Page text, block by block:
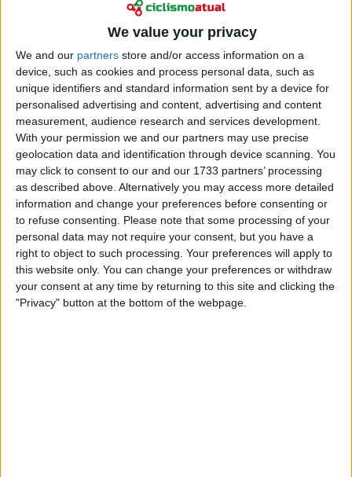
We value your privacy
We and our partners store and/or access information on a
device, such as cookies and process personal data, such as
unique identifiers and standard information sent by a device for
personalised advertising and content, advertising and content
measurement, audience research and services development.
With your permission we and our partners may use precise
geolocation data and identification through device scanning. You
may click to consent to our and our 1733 partners’ processing
as described above. Alternatively you may access more detailed
information and change your preferences before consenting or
to refuse consenting.
Please note that some processing of your
personal data may not require your consent, but you have a
right to object to such processing. Your preferences will apply to
this website only. You can change your preferences or withdraw
your consent at any time by returning to this site and clicking the
"Privacy" button at the bottom of the webpage.
Castel di Sangro - Tagliacozzo, 168 quilómetros
A jornada começa com subida logo desde o
quilómetro zero, 7,8 quilómetros a 5,8%, o que deve
facilitar a formação de uma fuga combativa, com
muitos a quererem aproveitar o perfil acidentado.
Será um dia sem terreno plano, com subidas e
descidas constantes até à subida final, onde o grupo
dos favoritos à geral não poderá esconder-se.